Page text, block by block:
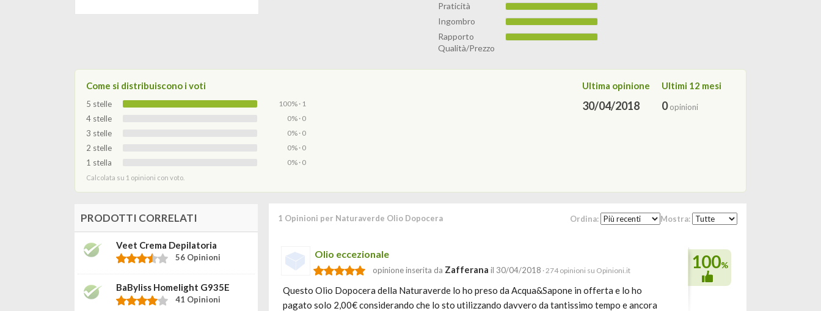
Praticità
Ingombro
Rapporto
Qualità/Prezzo
Come si distribuiscono i voti
5 stelle 100% · 1
4 stelle 0% · 0
3 stelle 0% · 0
2 stelle 0% · 0
1 stella 0% · 0
Calcolata su 1 opinioni con voto.
Ultima opinione
30/04/2018
Ultimi 12 mesi
0opinioni
1 Opinioni per Naturaverde Olio Dopocera Ordina: Mostra:
Olio eccezionale
opinione inserita da Zafferana il 30/04/2018 · 274 opinioni su Opinioni.it
Questo Olio Dopocera della Naturaverde lo ho preso da Acqua&Sapone in offerta e lo ho
pagato solo 2,00€ considerando che lo sto utilizzando davvero da tantissimo tempo e ancora
100%
PRODOTTI CORRELATI
Veet Crema Depilatoria
56 Opinioni
BaByliss Homelight G935E
41 Opinioni